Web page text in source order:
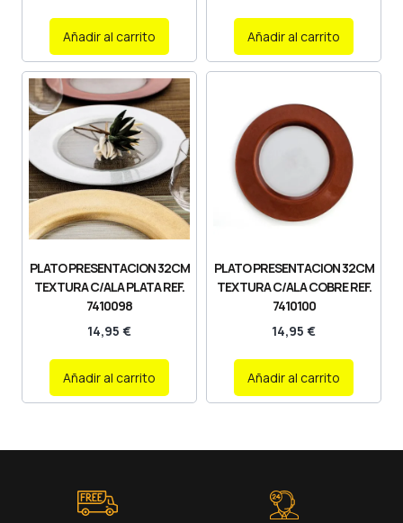
Añadir al carrito Añadir al carrito
PLATO PRESENTACION 32CM
TEXTURA C/ALA PLATA REF.
7410098
14,95 €
Añadir al carrito
PLATO PRESENTACION 32CM
TEXTURA C/ALA COBRE REF.
7410100
14,95 €
Añadir al carrito